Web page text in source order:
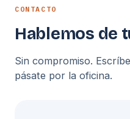
CONTACTO
Hablemos de
Sin compromiso.
pásate por la oficina.